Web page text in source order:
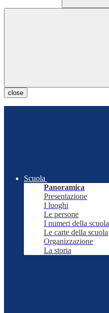
close
Scuola
Panoramica
Presentazione
I luoghi
Le persone
I numeri della scuola
Le carte della scuola
Organizzazione
La storia